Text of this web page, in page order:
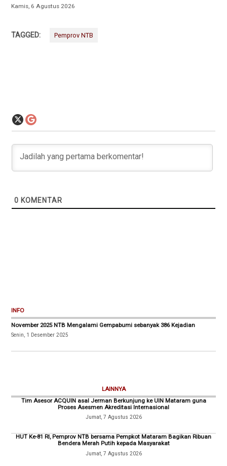
Kamis, 6 Agustus 2026
TAGGED: Pemprov NTB
0 KOMENTAR
INFO
November 2025 NTB Mengalami Gempabumi sebanyak 386 Kejadian
Senin, 1 Desember 2025
LAINNYA
Tim Asesor ACQUIN asal Jerman Berkunjung ke UIN Mataram guna
Proses Asesmen Akreditasi Internasional
Jumat, 7 Agustus 2026
HUT Ke-81 RI, Pemprov NTB bersama Pempkot Mataram Bagikan Ribuan
Bendera Merah Putih kepada Masyarakat
Jumat, 7 Agustus 2026